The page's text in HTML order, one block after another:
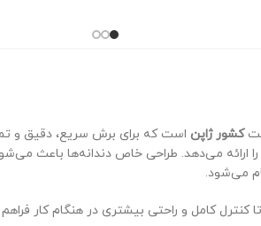
کشور ژاپن است که برای برش سریع، دقیق و
می‌شود.
کامل و راحتی بیشتری در هنگام کار